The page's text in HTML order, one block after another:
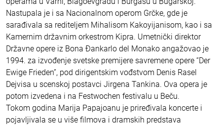
Nastupala je i sa Nacionalnom operom Grčke, gde je
sarađivala sa rediteljem Mihalisom Kakoyijanisom, kao i sa
Kamernim državnim orkestrom Kipra. Umetnički direktor
Državne opere iz Bona Đankarlo del Monako angažovao je
1994. za izvođenje svetske premijere savremene opere “Der
Ewige Frieden”, pod dirigentskim vođstvom Denis Rasel
Dejvisa u scenskoj postavci Jirgena Tankina. Ova opera je
potom izvedena i na Festwochen festivalu u Beču.
Tokom godina Marija Papajoanu je priređivala koncerte i
pojavljivala se u više filmova i dramskih predstava